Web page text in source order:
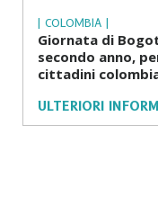
| COLOMBIA |
Giornata di
secondo anno,
cittadini
ULTERIORI